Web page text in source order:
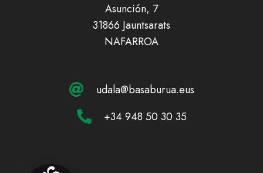
Asunción, 7
31866 Jauntsarats
NAFARROA
udala@basaburua.eus
+34 948 50 30 35